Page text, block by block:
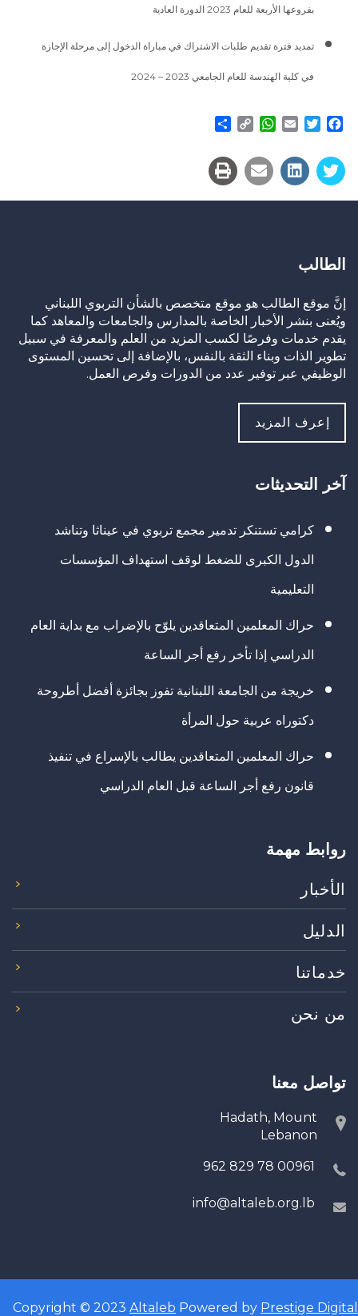
بفروعها الأربعة للعام 2023 الدورة العادية
تمديد فترة تقديم طلبات الاشتراك في مباراة الدخول إلى مرحلة الإجازة
في كلية الهندسة للعام الجامعي 2023 – 2024
Facebook
Twitter
Email
WhatsApp
Copy
الطالب
إنَّ موقع الطالب هو موقع متخصص بالشأن التربوي اللبناني
ويُعنى بنشر الأخبار الخاصة بالمدارس والجامعات والمعاهد كما
يقدم خدمات وفرصًا لكسب المزيد من العلم والمعرفة في سبيل
تطوير الذات وبناء الثقة بالنفس، بالإضافة إلى تحسين المستوى
الوظيفي عبر توفير عدد من الدورات وفرص العمل.
إعرف المزيد
آخر التحديثات
كرامي تستنكر تدمير مجمع تربوي في عيناثا وتناشد
الدول الكبرى للضغط لوقف استهداف المؤسسات
التعليمية
حراك المعلمين المتعاقدين يلوّح بالإضراب مع بداية العام
الدراسي إذا تأخر رفع أجر الساعة
خريجة من الجامعة اللبنانية تفوز بجائزة أفضل أطروحة
دكتوراه عربية حول المرأة
حراك المعلمين المتعاقدين يطالب بالإسراع في تنفيذ
قانون رفع أجر الساعة قبل العام الدراسي
روابط مهمة
الأخبار
الدليل
خدماتنا
من نحن
تواصل معنا
Hadath, Mount
Lebanon
00961 78 829 962
info@altaleb.org.lb
Copyright © 2023 Altaleb Powered by Prestige Digital